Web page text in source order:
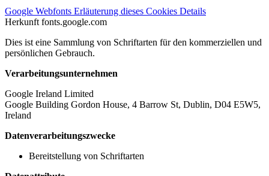
Google Webfonts Erläuterung dieses Cookies Details
Herkunft fonts.google.com
Dies ist eine Sammlung von Schriftarten für den kommerziellen und
persönlichen Gebrauch.
Verarbeitungsunternehmen
Google Ireland Limited
Google Building Gordon House, 4 Barrow St, Dublin, D04 E5W5,
Ireland
Datenverarbeitungszwecke
Bereitstellung von Schriftarten